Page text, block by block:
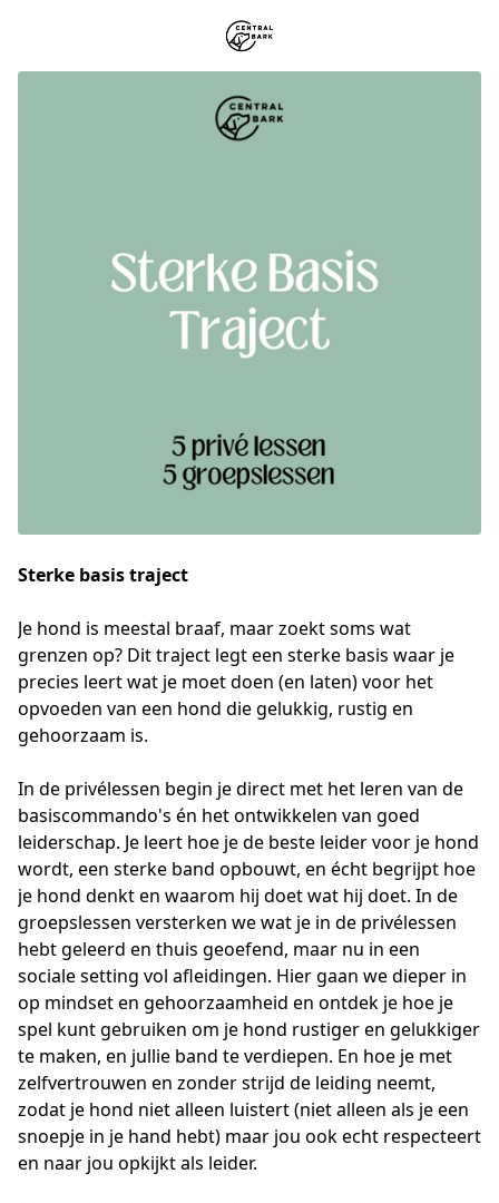
Sterke basis traject
Je hond is meestal braaf, maar zoekt soms wat
grenzen op? Dit traject legt een sterke basis waar je
precies leert wat je moet doen (en laten) voor het
opvoeden van een hond die gelukkig, rustig en
gehoorzaam is.
In de privélessen begin je direct met het leren van de
basiscommando's én het ontwikkelen van goed
leiderschap. Je leert hoe je de beste leider voor je hond
wordt, een sterke band opbouwt, en écht begrijpt hoe
je hond denkt en waarom hij doet wat hij doet. In de
groepslessen versterken we wat je in de privélessen
hebt geleerd en thuis geoefend, maar nu in een
sociale setting vol afleidingen. Hier gaan we dieper in
op mindset en gehoorzaamheid en ontdek je hoe je
spel kunt gebruiken om je hond rustiger en gelukkiger
te maken, en jullie band te verdiepen. En hoe je met
zelfvertrouwen en zonder strijd de leiding neemt,
zodat je hond niet alleen luistert (niet alleen als je een
snoepje in je hand hebt) maar jou ook echt respecteert
en naar jou opkijkt als leider.